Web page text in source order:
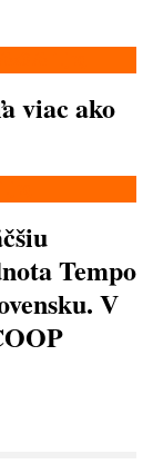
viac ako
Tempo
V